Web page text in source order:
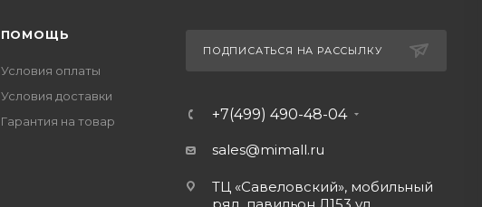
ПОМОЩЬ
Условия оплаты
Условия доставки
Гарантия на товар
ПОДПИСАТЬСЯ НА РАССЫЛКУ
+7(499) 490-48-04
sales@mimall.ru
ТЦ «Савеловский», мобильный